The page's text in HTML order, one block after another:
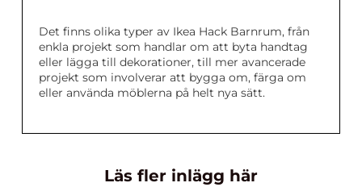
Det finns olika typer av Ikea Hack Barnrum, från
enkla projekt som handlar om att byta handtag
eller lägga till dekorationer, till mer avancerade
projekt som involverar att bygga om, färga om
eller använda möblerna på helt nya sätt.
Läs fler inlägg här